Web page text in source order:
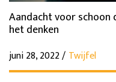
Aandacht voor
het denken
juni 28, 2022 / Twijfel